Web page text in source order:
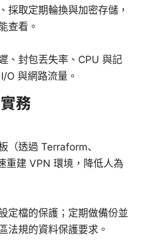
採取定期輪換與加密存儲，
查看。
、封包丟失率、CPU 與記
O 與網路流量。
務
（透過 Terraform、
重建 VPN 環境，降低人為
定檔的保護；定期做備份並
法規的資料保護要求。